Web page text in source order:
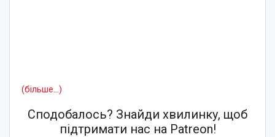
(більше…)
Сподобалось? Знайди хвилинку, щоб
підтримати нас на Patreon!